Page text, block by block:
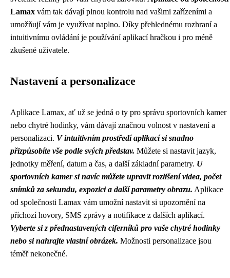
Lamax vám tak dávají plnou kontrolu nad vašimi zařízeními a
umožňují vám je využívat naplno. Díky přehlednému rozhraní a
intuitivnímu ovládání je používání aplikací hračkou i pro méně
zkušené uživatele.
Nastavení a personalizace
Aplikace Lamax, ať už se jedná o ty pro správu sportovních kamer
nebo chytré hodinky, vám dávají značnou volnost v nastavení a
personalizaci. V intuitivním prostředí aplikací si snadno
přizpůsobíte vše podle svých představ. Můžete si nastavit jazyk,
jednotky měření, datum a čas, a další základní parametry. U
sportovních kamer si navíc můžete upravit rozlišení videa, počet
snímků za sekundu, expozici a další parametry obrazu. Aplikace
od společnosti Lamax vám umožní nastavit si upozornění na
příchozí hovory, SMS zprávy a notifikace z dalších aplikací.
Vyberte si z přednastavených ciferníků pro vaše chytré hodinky
nebo si nahrajte vlastní obrázek. Možnosti personalizace jsou
téměř nekonečné.